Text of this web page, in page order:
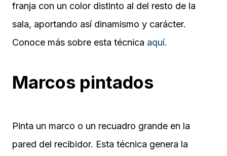
franja con un color distinto al del resto de la
sala, aportando así dinamismo y carácter.
Conoce más sobre esta técnica aquí.
Marcos pintados
Pinta un marco o un recuadro grande en la
pared del recibidor. Esta técnica genera la